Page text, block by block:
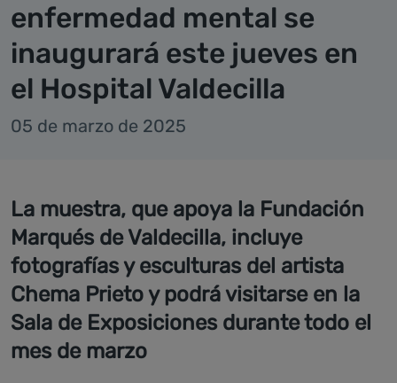
enfermedad mental se
inaugurará este jueves en
el Hospital Valdecilla
05 de marzo de 2025
La muestra, que apoya la Fundación
Marqués de Valdecilla, incluye
fotografías y esculturas del artista
Chema Prieto y podrá visitarse en la
Sala de Exposiciones durante todo el
mes de marzo